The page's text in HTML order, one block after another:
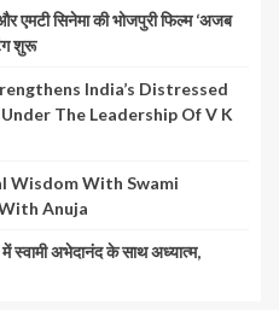
एमटी सिनेमा की भोजपुरी फिल्म ‘अजब
शुरू
India’s Distressed
The Leadership Of V K
Wisdom With Swami
Anuja
स्वामी अभेदानंद के साथ अध्यात्म,